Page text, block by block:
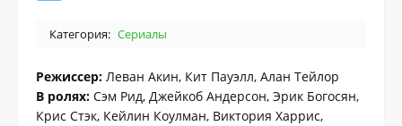
Категория: Сериалы
Режиссер: Леван Акин, Кит Пауэлл, Алан Тейлор
В ролях: Сэм Рид, Джейкоб Андерсон, Эрик Богосян,
Крис Стэк, Кейлин Коулман, Виктория Харрис,